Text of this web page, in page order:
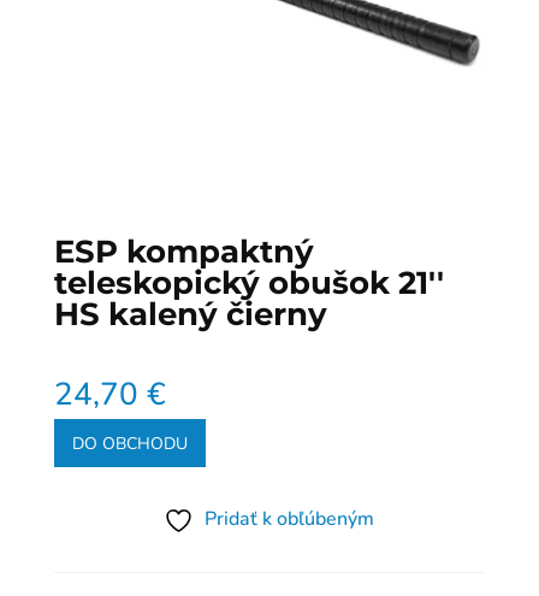
ESP kompaktný
teleskopický obušok 21''
HS kalený čierny
24,70 €
DO OBCHODU
Pridať k obľúbeným